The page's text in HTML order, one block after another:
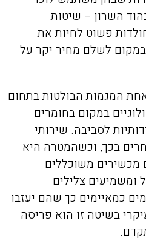
השרון – שיטות
פשוט לחיות את
לשלם מחיר יקר על
המגמות הבולטות בתחום
במקום בחומרים
לסביבה. שירותי
בכך, וכשהמטרה היא
מכשירים משוכללים
ומשמיעים צלילים
כמאיימים כך שהם יעזבו
בשיטה זו הוא פריסה